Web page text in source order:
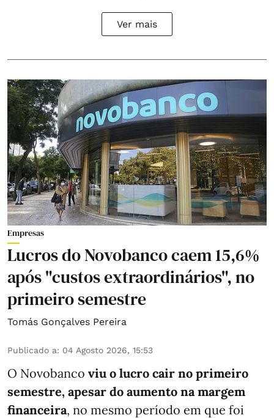
Ver mais
Empresas
Lucros do Novobanco caem 15,6%
após "custos extraordinários", no
primeiro semestre
Tomás Gonçalves Pereira
Publicado a: 04 Agosto 2026, 15:53
O Novobanco viu o lucro cair no primeiro
semestre, apesar do aumento na margem
financeira, no mesmo período em que foi